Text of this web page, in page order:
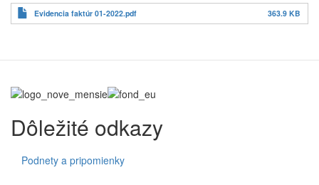
Evidencia faktúr 01-2022.pdf 363.9 KB
Dôležité odkazy
Podnety a pripomienky